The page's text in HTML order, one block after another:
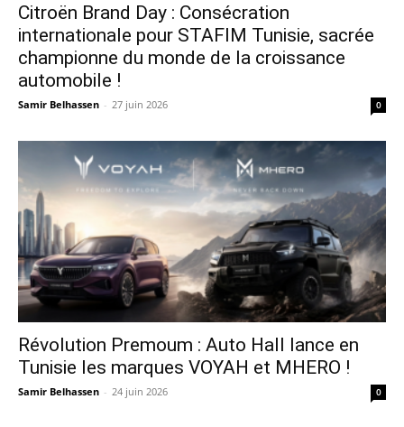
Citroën Brand Day : Consécration
internationale pour STAFIM Tunisie, sacrée
championne du monde de la croissance
automobile !
Samir Belhassen - 27 juin 2026 0
Révolution Premoum : Auto Hall lance en
Tunisie les marques VOYAH et MHERO !
Samir Belhassen - 24 juin 2026 0